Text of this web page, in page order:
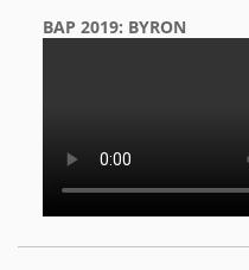
BAP 2019: BYRON